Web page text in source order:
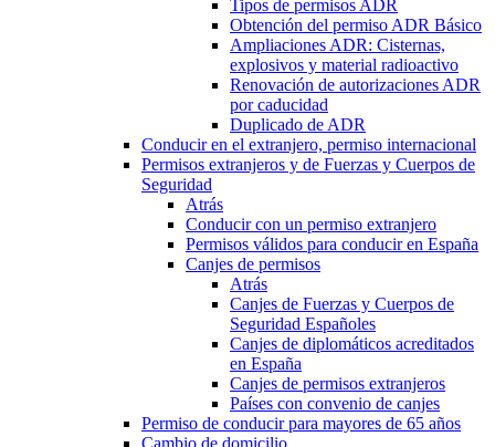
Tipos de permisos ADR
Obtención del permiso ADR Básico
Ampliaciones ADR: Cisternas,
explosivos y material radioactivo
Renovación de autorizaciones ADR
por caducidad
Duplicado de ADR
Conducir en el extranjero, permiso internacional
Permisos extranjeros y de Fuerzas y Cuerpos de
Seguridad
Atrás
Conducir con un permiso extranjero
Permisos válidos para conducir en España
Canjes de permisos
Atrás
Canjes de Fuerzas y Cuerpos de
Seguridad Españoles
Canjes de diplomáticos acreditados
en España
Canjes de permisos extranjeros
Países con convenio de canjes
Permiso de conducir para mayores de 65 años